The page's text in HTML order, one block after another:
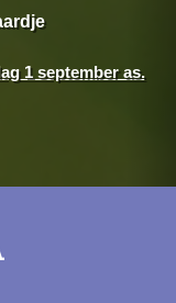
1 september as.